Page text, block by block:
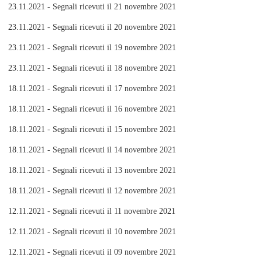
23.11.2021 - Segnali ricevuti il 21 novembre 2021
23.11.2021 - Segnali ricevuti il 20 novembre 2021
23.11.2021 - Segnali ricevuti il 19 novembre 2021
23.11.2021 - Segnali ricevuti il 18 novembre 2021
18.11.2021 - Segnali ricevuti il 17 novembre 2021
18.11.2021 - Segnali ricevuti il 16 novembre 2021
18.11.2021 - Segnali ricevuti il 15 novembre 2021
18.11.2021 - Segnali ricevuti il 14 novembre 2021
18.11.2021 - Segnali ricevuti il 13 novembre 2021
18.11.2021 - Segnali ricevuti il 12 novembre 2021
12.11.2021 - Segnali ricevuti il 11 novembre 2021
12.11.2021 - Segnali ricevuti il 10 novembre 2021
12.11.2021 - Segnali ricevuti il 09 novembre 2021